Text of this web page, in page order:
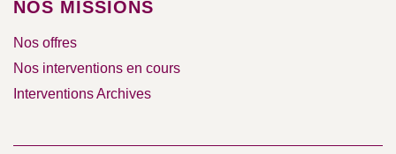
NOS MISSIONS
Nos offres
Nos interventions en cours
Interventions Archives